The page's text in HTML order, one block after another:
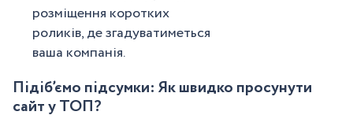
розміщення коротких
роликів, де згадуватиметься
ваша компанія.
Підіб’ємо підсумки: Як швидко просунути
сайт у ТОП?